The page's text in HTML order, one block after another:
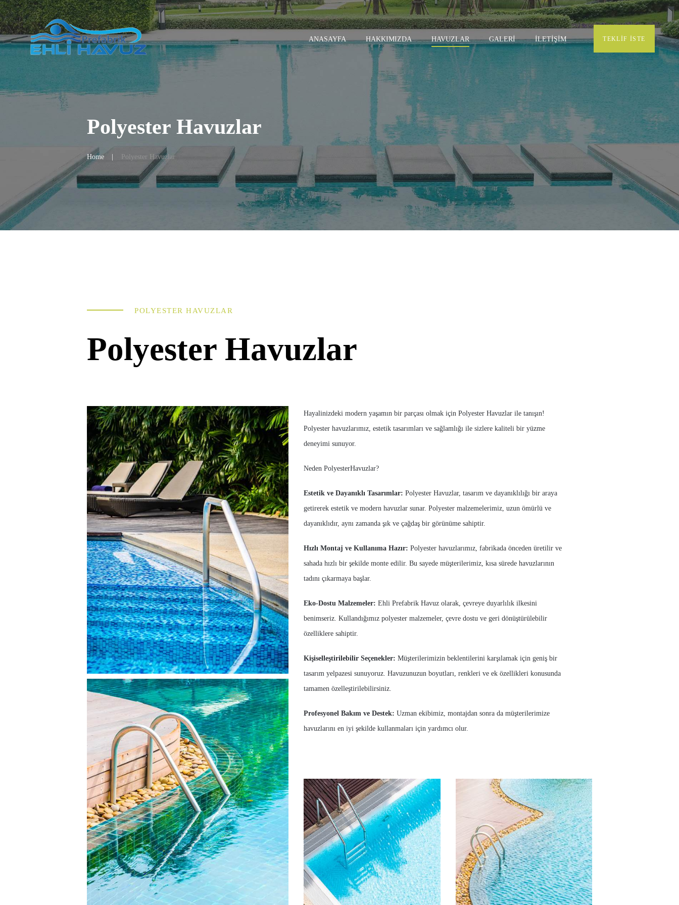
ANASAYFA HAKKIMIZDA HAVUZLAR GALERI İLETIŞIM TEKLIF İSTE
Polyester Havuzlar
Home Polyester Havuzlar
ANASAYFA
HAKKIMIZDA
HAVUZLAR
POLYESTER HAVUZLAR
Polyester Havuzlar
Hayalinizdeki modern yaşamın bir parçası olmak için Polyester Havuzlar ile tanışın!
Polyester havuzlarımız, estetik tasarımları ve sağlamlığı ile sizlere kaliteli bir yüzme
deneyimi sunuyor.
Neden PolyesterHavuzlar?
Estetik ve Dayanıklı Tasarımlar: Polyester Havuzlar, tasarım ve dayanıklılığı bir araya
getirerek estetik ve modern havuzlar sunar. Polyester malzemelerimiz, uzun ömürlü ve
dayanıklıdır, aynı zamanda şık ve çağdaş bir görünüme sahiptir.
Hızlı Montaj ve Kullanıma Hazır: Polyester havuzlarımız, fabrikada önceden üretilir ve
sahada hızlı bir şekilde monte edilir. Bu sayede müşterilerimiz, kısa sürede havuzlarının
tadını çıkarmaya başlar.
Eko-Dostu Malzemeler: Ehli Prefabrik Havuz olarak, çevreye duyarlılık ilkesini
benimseriz. Kullandığımız polyester malzemeler, çevre dostu ve geri dönüştürülebilir
özelliklere sahiptir.
Kişiselleştirilebilir Seçenekler: Müşterilerimizin beklentilerini karşılamak için geniş bir
tasarım yelpazesi sunuyoruz. Havuzunuzun boyutları, renkleri ve ek özellikleri konusunda
tamamen özelleştirilebilirsiniz.
Profesyonel Bakım ve Destek: Uzman ekibimiz, montajdan sonra da müşterilerimize
havuzlarını en iyi şekilde kullanmaları için yardımcı olur.